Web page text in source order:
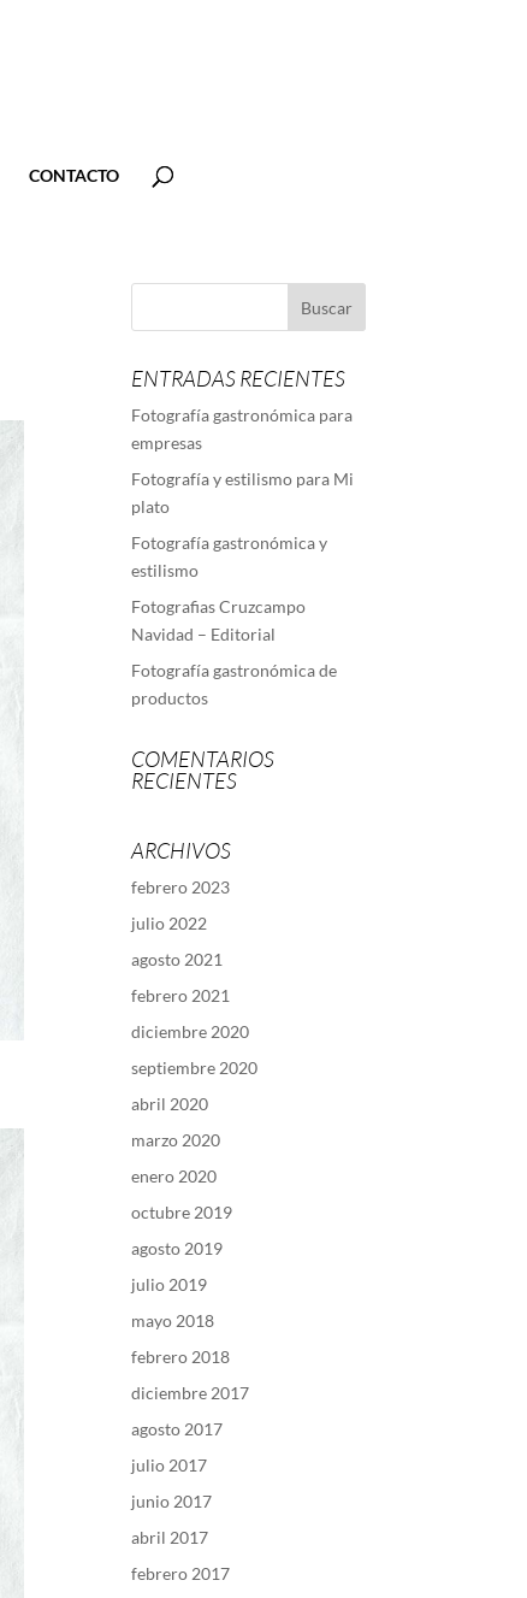
CONTACTO
ENTRADAS RECIENTES
Fotografía gastronómica para
empresas
Fotografía y estilismo para Mi
plato
Fotografía gastronómica y
estilismo
Fotografias Cruzcampo
Navidad – Editorial
Fotografía gastronómica de
productos
COMENTARIOS
RECIENTES
ARCHIVOS
febrero 2023
julio 2022
agosto 2021
febrero 2021
diciembre 2020
septiembre 2020
abril 2020
marzo 2020
enero 2020
octubre 2019
agosto 2019
julio 2019
mayo 2018
febrero 2018
diciembre 2017
agosto 2017
julio 2017
junio 2017
abril 2017
febrero 2017